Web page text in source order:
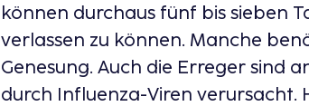
können durchaus fünf bis sieben
verlassen zu können. Manche
Genesung. Auch die Erreger sind
durch Influenza-Viren